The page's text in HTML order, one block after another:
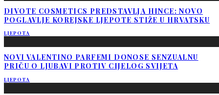
DIVOTE COSMETICS PREDSTAVLJA HINCE: NOVO
POGLAVLJE KOREJSKE LJEPOTE STIŽE U HRVATSKU
LJEPOTA
NOVI VALENTINO PARFEMI DONOSE SENZUALNU
PRIČU O LJUBAVI PROTIV CIJELOG SVIJETA
LJEPOTA